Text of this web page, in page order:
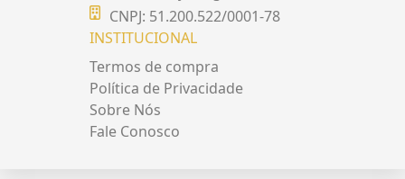
CNPJ: 51.200.522/0001-78
INSTITUCIONAL
Termos de compra
Política de Privacidade
Sobre Nós
Fale Conosco